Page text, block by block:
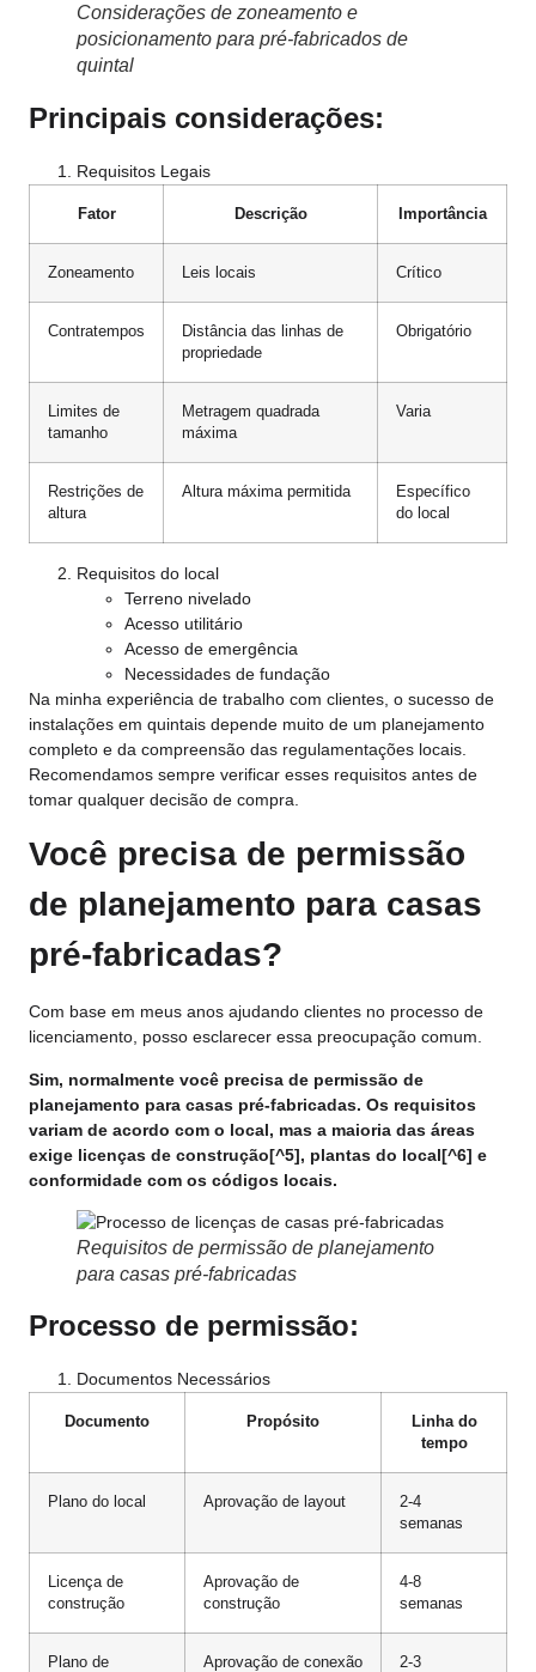
Considerações de zoneamento e
posicionamento para pré-fabricados de
quintal
Principais considerações:
Requisitos Legais
Fator Descrição Importância
Zoneamento Leis locais Crítico
Contratempos
Distância das linhas de
propriedade
Obrigatório
Limites de
tamanho
Metragem quadrada
máxima
Varia
Restrições de
altura
Altura máxima permitida
Específico
do local
Requisitos do local
Terreno nivelado
Acesso utilitário
Acesso de emergência
Necessidades de fundação
Na minha experiência de trabalho com clientes, o sucesso de
instalações em quintais depende muito de um planejamento
completo e da compreensão das regulamentações locais.
Recomendamos sempre verificar esses requisitos antes de
tomar qualquer decisão de compra.
Você precisa de permissão
de planejamento para casas
pré-fabricadas?
Com base em meus anos ajudando clientes no processo de
licenciamento, posso esclarecer essa preocupação comum.
Sim, normalmente você precisa de permissão de
planejamento para casas pré-fabricadas. Os requisitos
variam de acordo com o local, mas a maioria das áreas
exige licenças de construção[^5], plantas do local[^6] e
conformidade com os códigos locais.
Requisitos de permissão de planejamento
para casas pré-fabricadas
Processo de permissão:
Documentos Necessários
Documento Propósito
Linha do
tempo
Plano do local Aprovação de layout
2-4
semanas
Licença de
construção
Aprovação de
construção
4-8
semanas
Plano de Aprovação de conexão 2-3